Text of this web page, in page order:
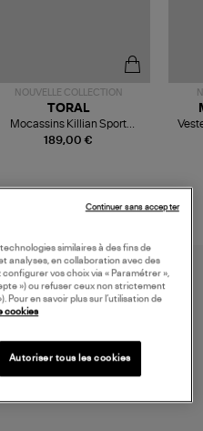
NOUVELLE COLLECTION
189,00 €
TORAL
Mocassins Killian Sport
Mousse
similaires à des fins de
analyses, en collaboration avec des
vos choix via « Paramétrer »,
») ou refuser ceux non strictement
Pour en savoir plus sur l’utilisation de
cookies
Autoriser tous les cookies
Continuer sans accepter